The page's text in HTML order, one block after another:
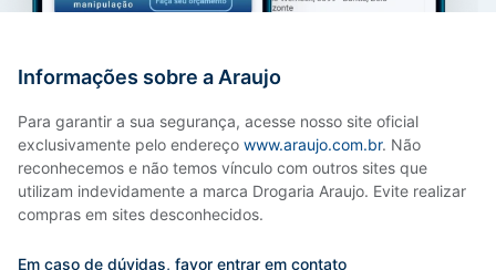
Informações sobre a Araujo
Para garantir a sua segurança, acesse nosso site oficial
exclusivamente pelo endereço www.araujo.com.br. Não
reconhecemos e não temos vínculo com outros sites que
utilizam indevidamente a marca Drogaria Araujo. Evite realizar
compras em sites desconhecidos.
Em caso de dúvidas, favor entrar em contato